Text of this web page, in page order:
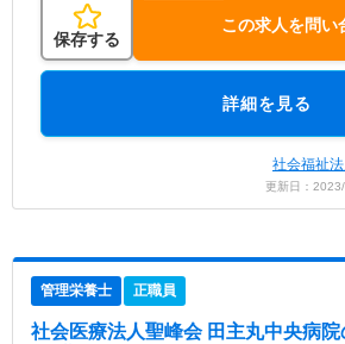
保存する
この求人を問い
詳細を見る
社会福祉
更新日：
管理栄養士 正職員
社会医療法人聖峰会 田主丸中央病院